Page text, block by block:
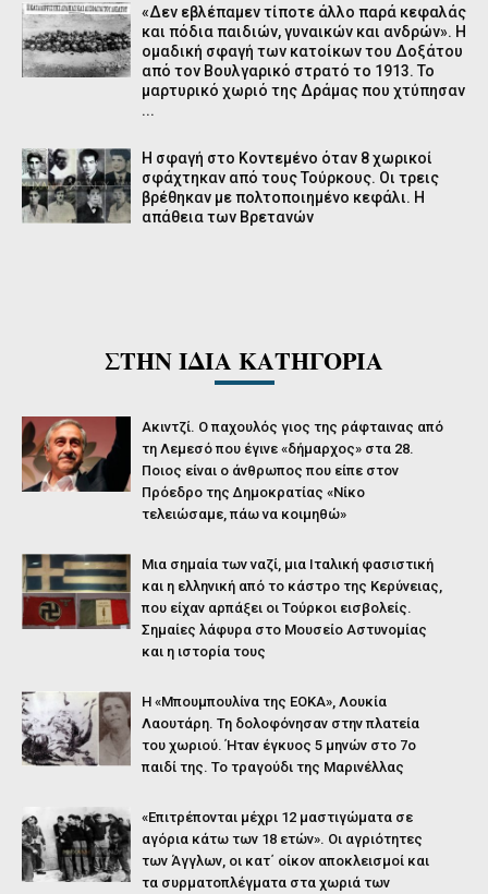
«Δεν εβλέπαμεν τίποτε άλλο παρά κεφαλάς
και πόδια παιδιών, γυναικών και ανδρών». Η
ομαδική σφαγή των κατοίκων του Δοξάτου
από τον Βουλγαρικό στρατό το 1913. Το
μαρτυρικό χωριό της Δράμας που χτύπησαν
...
Η σφαγή στο Κοντεμένο όταν 8 χωρικοί
σφάχτηκαν από τους Τούρκους. Οι τρεις
βρέθηκαν με πολτοποιημένο κεφάλι. Η
απάθεια των Βρετανών
ΣΤΗΝ ΙΔΙΑ ΚΑΤΗΓΟΡΙΑ
Ακιντζί. Ο παχουλός γιος της ράφταινας από
τη Λεμεσό που έγινε «δήμαρχος» στα 28.
Ποιος είναι ο άνθρωπος που είπε στον
Πρόεδρο της Δημοκρατίας «Νίκο
τελειώσαμε, πάω να κοιμηθώ»
Μια σημαία των ναζί, μια Ιταλική φασιστική
και η ελληνική από το κάστρο της Κερύνειας,
που είχαν αρπάξει οι Τούρκοι εισβολείς.
Σημαίες λάφυρα στο Μουσείο Αστυνομίας
και η ιστορία τους
Η «Μπουμπουλίνα της ΕΟΚΑ», Λουκία
Λαουτάρη. Τη δολοφόνησαν στην πλατεία
του χωριού. Ήταν έγκυος 5 μηνών στο 7ο
παιδί της. Το τραγούδι της Μαρινέλλας
«Επιτρέπονται μέχρι 12 μαστιγώματα σε
αγόρια κάτω των 18 ετών». Οι αγριότητες
των Άγγλων, οι κατ΄ οίκον αποκλεισμοί και
τα συρματοπλέγματα στα χωριά των